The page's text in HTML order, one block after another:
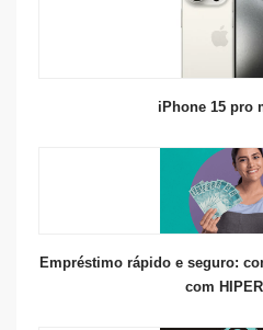
iPhone 15 pro
Empréstimo rápido e seguro:
com